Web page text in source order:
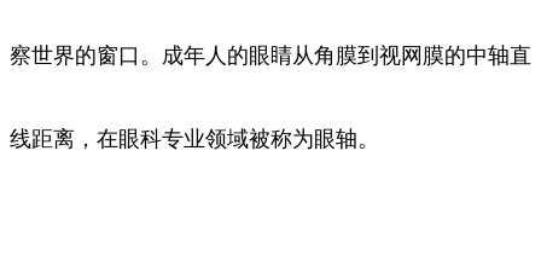
察世界的窗口。成年人的眼睛从角膜到视网膜的中轴直
线距离，在眼科专业领域被称为眼轴。